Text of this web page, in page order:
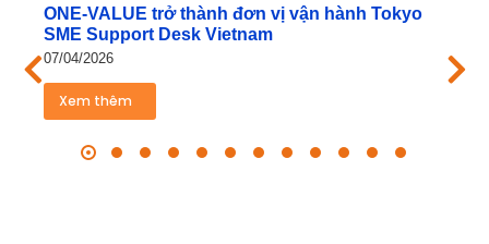
ONE‑VALUE trở thành đơn vị vận hành Tokyo
SME Support Desk Vietnam
07/04/2026
Xem thêm